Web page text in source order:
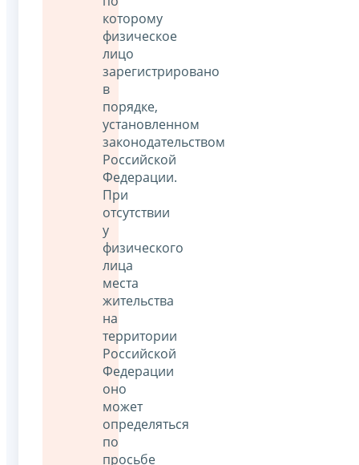
которому
физическое
лицо
зарегистрировано
в
порядке,
установленном
законодательством
Российской
Федерации.
При
отсутствии
у
физического
лица
места
жительства
на
территории
Российской
Федерации
оно
может
определяться
по
просьбе